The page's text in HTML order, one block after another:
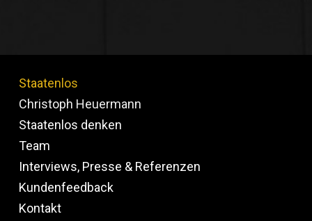
Staatenlos
Christoph Heuermann
Staatenlos denken
Team
Interviews, Presse & Referenzen
Kundenfeedback
Kontakt